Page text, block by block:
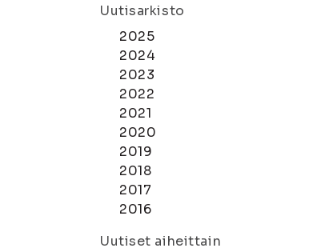
Uutisarkisto
2025
2024
2023
2022
2021
2020
2019
2018
2017
2016
Uutiset aiheittain